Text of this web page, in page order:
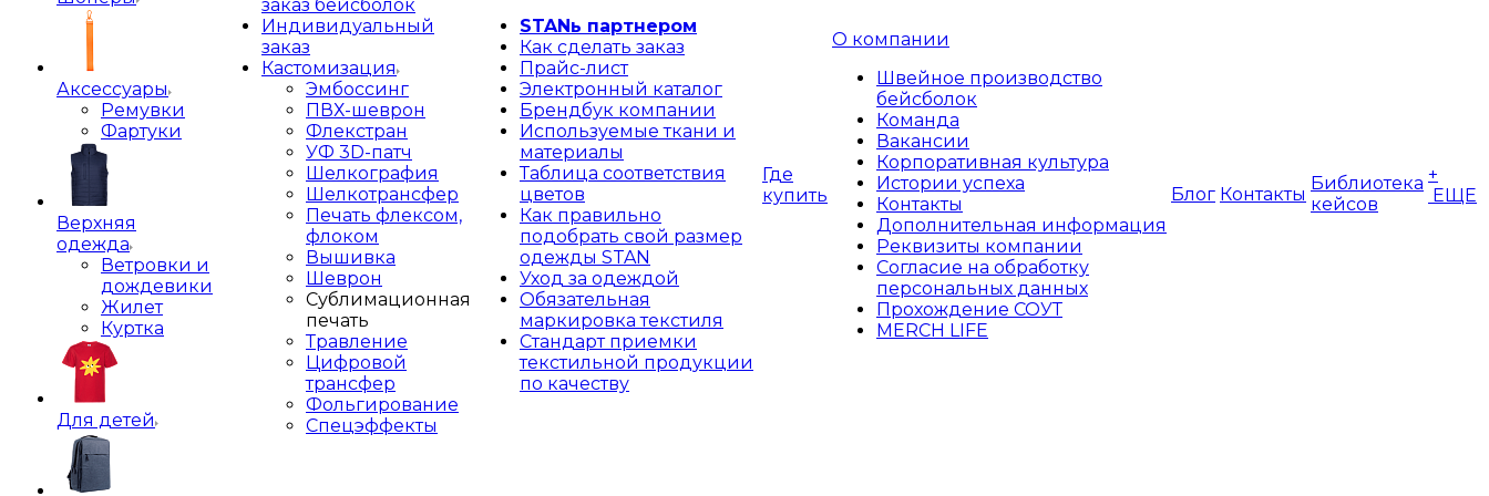
Аксессуары
Ремувки
Фартуки
Верхняя
одежда
Ветровки и
дождевики
Жилет
Куртка
Для детей
заказ бейсболок
Индивидуальный
заказ
Кастомизация
Эмбоссинг
ПВХ-шеврон
Флекстран
УФ 3D-патч
Шелкография
Шелкотрансфер
Печать флексом,
флоком
Вышивка
Шеврон
Сублимационная
печать
Травление
Цифровой
трансфер
Фольгирование
Спецэффекты
STANь партнером
Как сделать заказ
Прайс-лист
Электронный каталог
Брендбук компании
Используемые ткани и
материалы
Таблица соответствия
цветов
Как правильно
подобрать свой размер
одежды STAN
Уход за одеждой
Обязательная
маркировка текстиля
Стандарт приемки
текстильной продукции
по качеству
Где
купить
О компании
Швейное производство
бейсболок
Команда
Вакансии
Корпоративная культура
Истории успеха
Контакты
Дополнительная информация
Реквизиты компании
Согласие на обработку
персональных данных
Прохождение СОУТ
MERCH LIFE
Блог Контакты
Библиотека
кейсов
+
ЕЩЕ